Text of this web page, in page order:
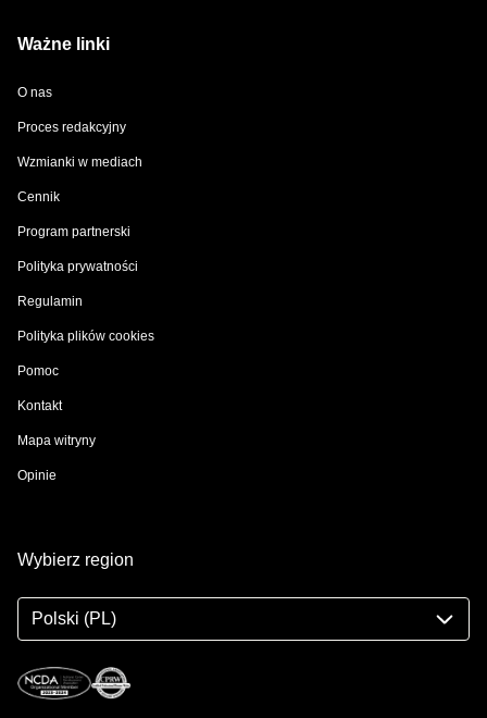
Ważne linki
O nas
Proces redakcyjny
Wzmianki w mediach
Cennik
Program partnerski
Polityka prywatności
Regulamin
Polityka plików cookies
Pomoc
Kontakt
Mapa witryny
Opinie
Wybierz region
Polski (PL)